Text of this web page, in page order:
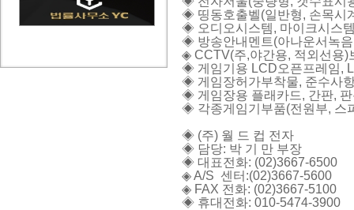
◈ 띵동호출벨(일반형, 손목시
◈ 오디오시스템, 마이크시스
◈ 방송안내멘트(아나운서녹
◈ CCTV(주,야간용, 적외선용)
◈ 게임기용 LCD오픈프레임,
◈ 게임장허가부착물, 준수사
◈ 게임장용 플래카드, 간판,
◈ 각종게임기부품(전원부, 스
◈ (주) 월 드 컵 전자
◈ 담당: 박 기 만 부장
◈ 대표전화: (02)3667-6500
◈ A/S 센터:(02)3667-5600
◈ FAX 전화: (02)3667-5100
◈ 휴대전화: 010-5474-3900